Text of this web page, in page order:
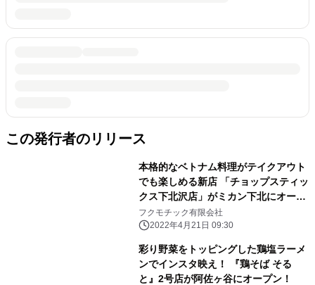
この発行者のリリース
本格的なベトナム料理がテイクアウト
でも楽しめる新店 「チョップスティッ
クス下北沢店」がミカン下北にオープ
ン！
フクモチック有限会社
2022年4月21日 09:30
彩り野菜をトッピングした鶏塩ラーメ
ンでインスタ映え！ 『鶏そば そる
と』2号店が阿佐ヶ谷にオープン！